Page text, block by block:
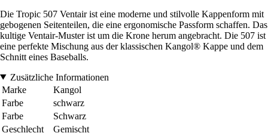
Die Tropic 507 Ventair ist eine moderne und stilvolle Kappenform mit
gebogenen Seitenteilen, die eine ergonomische Passform schaffen. Das
kultige Ventair-Muster ist um die Krone herum angebracht. Die 507 ist
eine perfekte Mischung aus der klassischen Kangol® Kappe und dem
Schnitt eines Baseballs.
Zusätzliche Informationen
Marke
Kangol
Farbe
schwarz
Farbe
Schwarz
Geschlecht
Gemischt